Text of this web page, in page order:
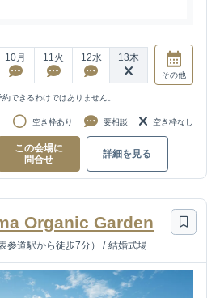
10月 11 火 12水 13木
その他
できるわけではありません。
空き枠あり 要相談 空き枠なし
この会場に
問合せ
詳細を見る
Organic Garden
参道駅から徒歩7分） / 結婚式場